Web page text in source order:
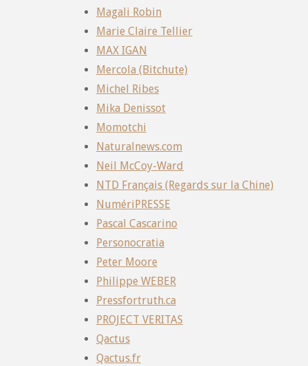
Magali Robin
Marie Claire Tellier
MAX IGAN
Mercola (Bitchute)
Michel Ribes
Mika Denissot
Momotchi
Naturalnews.com
Neil McCoy-Ward
NTD Français (Regards sur la Chine)
NumériPRESSE
Pascal Cascarino
Personocratia
Peter Moore
Philippe WEBER
Pressfortruth.ca
PROJECT VERITAS
Qactus
Qactus.fr